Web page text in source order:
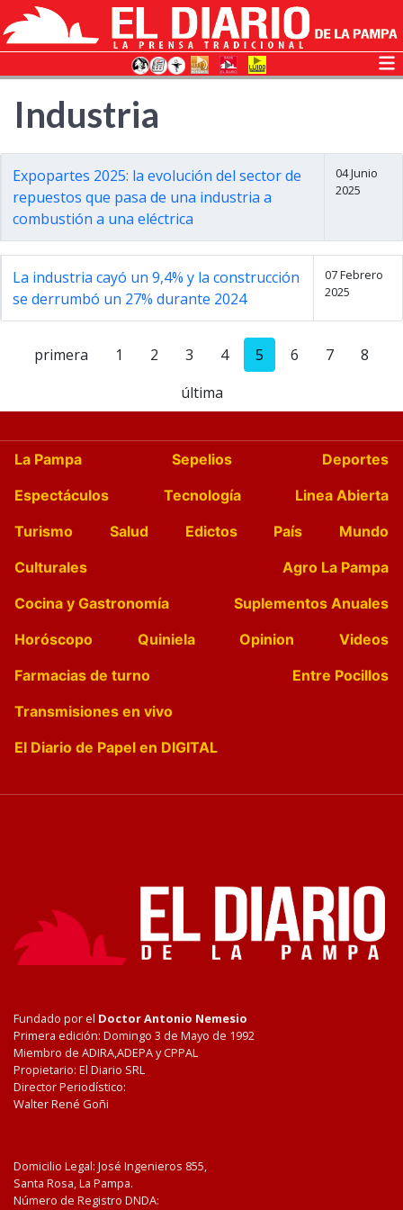
Industria
Expopartes 2025: la evolución del sector de
repuestos que pasa de una industria a
combustión a una eléctrica
04 Junio
2025
La industria cayó un 9,4% y la construcción
se derrumbó un 27% durante 2024
07 Febrero
2025
primera 1 2 3 4 5 6 7
8
última
La Pampa Sepelios
Deportes
Espectáculos
Tecnología
Linea Abierta
Turismo
Salud Edictos País
Mundo
Culturales
Agro La Pampa
Cocina y Gastronomía
Suplementos Anuales
Horóscopo
Quiniela Opinion
Videos
Farmacias de turno
Entre Pocillos
Transmisiones en vivo
El Diario de Papel en DIGITAL
Fundado por el Doctor Antonio Nemesio
Primera edición: Domingo 3 de Mayo de 1992
Miembro de ADIRA,ADEPA y CPPAL
Propietario: El Diario SRL
Director Periodístico:
Walter René Goñi
Domicilio Legal: José Ingenieros 855,
Santa Rosa, La Pampa.
Número de Registro DNDA: